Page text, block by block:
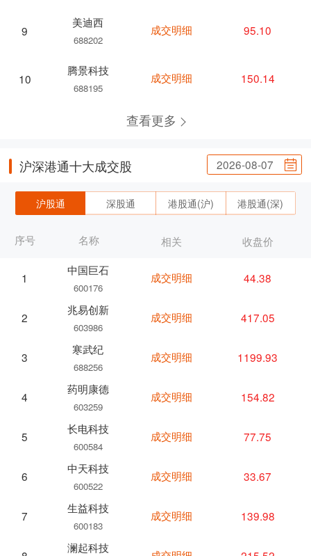
9
美迪西
688202
10
腾景科技
688195
成交明细 95.10
成交明细 150.14
查看更多
沪深港通十大成交股 2026-08-07
沪股通 深股通 港股通(沪) 港股通(深)
序号 名称
1
中国巨石
600176
2
兆易创新
603986
3
寒武纪
688256
4
药明康德
603259
5
长电科技
600584
6
中天科技
600522
7
生益科技
600183
澜起科技
相关 收盘价
成交明细 44.38
成交明细 417.05
成交明细 1199.93
成交明细 154.82
成交明细 77.75
成交明细 33.67
成交明细 139.98